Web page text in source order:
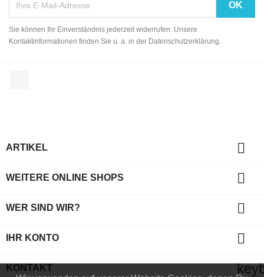
Sie können Ihr Einverständnis jederzeit widerrufen. Unsere
Kontaktinformationen finden Sie u. a. in der Datenschutzerklärung.
ARTIKEL 
WEITERE ONLINE SHOPS 
WER SIND WIR? 
IHR KONTO 
KONTAKT